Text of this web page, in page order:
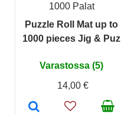
1000 Palat
Puzzle Roll Mat up to
1000 pieces Jig & Puz
Varastossa (5)
14,00 €